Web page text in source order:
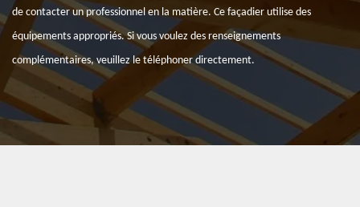
de contacter un professionnel en la matière. Ce façadier utilise des
équipements appropriés. Si vous voulez des renseignements
complémentaires, veuillez le téléphoner directement.